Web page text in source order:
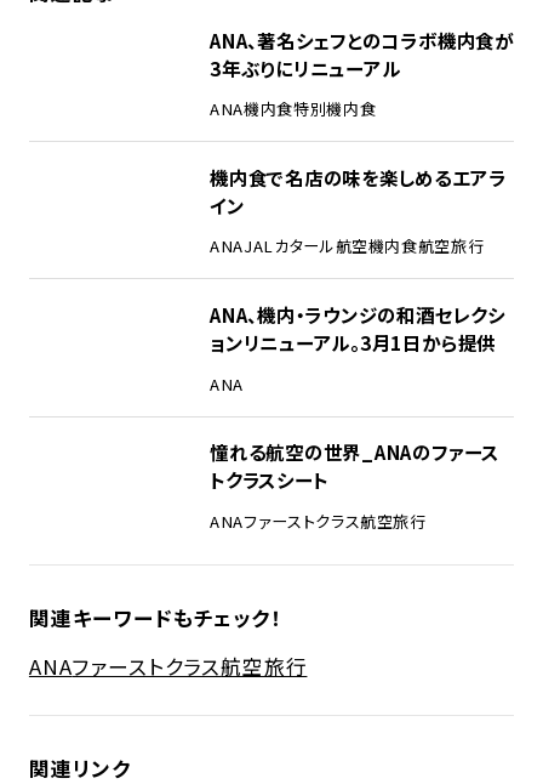
ANA、著名シェフとのコラボ機内食が
3年ぶりにリニューアル
ANA機内食特別機内食
機内食で名店の味を楽しめるエアラ
イン
ANAJALカタール航空機内食航空旅行
ANA、機内・ラウンジの和酒セレクシ
ョンリニューアル。3月1日から提供
ANA
憧れる航空の世界_ANAのファース
トクラスシート
ANAファーストクラス航空旅行
関連キーワードもチェック！
ANAファーストクラス航空旅行
関連リンク